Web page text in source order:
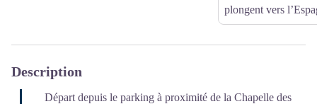
plongent vers
Description
Départ depuis le parking à proximité de la Chapelle des